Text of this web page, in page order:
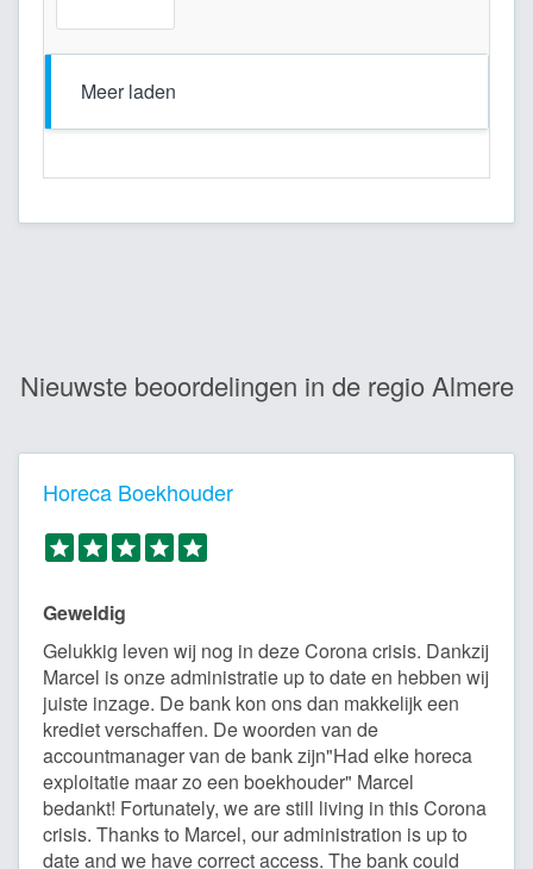
Meer laden
Nieuwste beoordelingen in de regio Almere
Horeca Boekhouder
Geweldig
Gelukkig leven wij nog in deze Corona crisis. Dankzij
Marcel is onze administratie up to date en hebben wij
juiste inzage. De bank kon ons dan makkelijk een
krediet verschaffen. De woorden van de
accountmanager van de bank zijn"Had elke horeca
exploitatie maar zo een boekhouder" Marcel
bedankt! Fortunately, we are still living in this Corona
crisis. Thanks to Marcel, our administration is up to
date and we have correct access. The bank could